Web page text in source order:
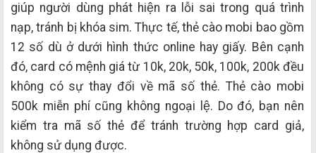
giúp người dùng phát hiện ra lỗi sai trong quá trình
nạp, tránh bị khóa sim. Thực tế, thẻ cào mobi bao gồm
12 số dù ở dưới hình thức online hay giấy. Bên cạnh
đó, card có mệnh giá từ 10k, 20k, 50k, 100k, 200k đều
không có sự thay đổi về mã số thẻ. Thẻ cào mobi
500k miễn phí cũng không ngoại lệ. Do đó, bạn nên
kiểm tra mã số thẻ để tránh trường hợp card giả,
không sử dụng được.